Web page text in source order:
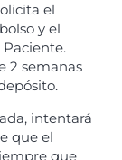
el
y el
2 semanas
intentará
que el
que